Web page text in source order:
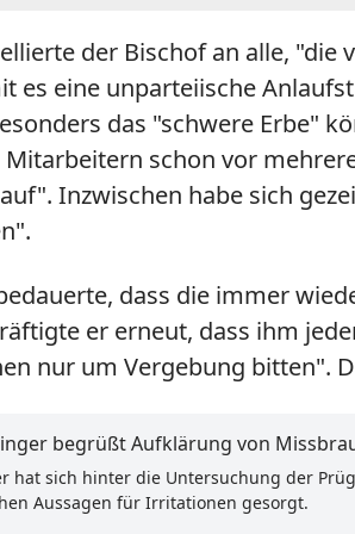
der Bischof an alle, "die
es eine unparteiische
das "schwere Erbe"
schon vor
Inzwischen habe sich
dass die immer
er erneut, dass ihm
nur um Vergebung bitten".
begrüßt Aufklärung von
hat sich hinter die Untersuchung der
Aussagen für Irritationen gesorgt.